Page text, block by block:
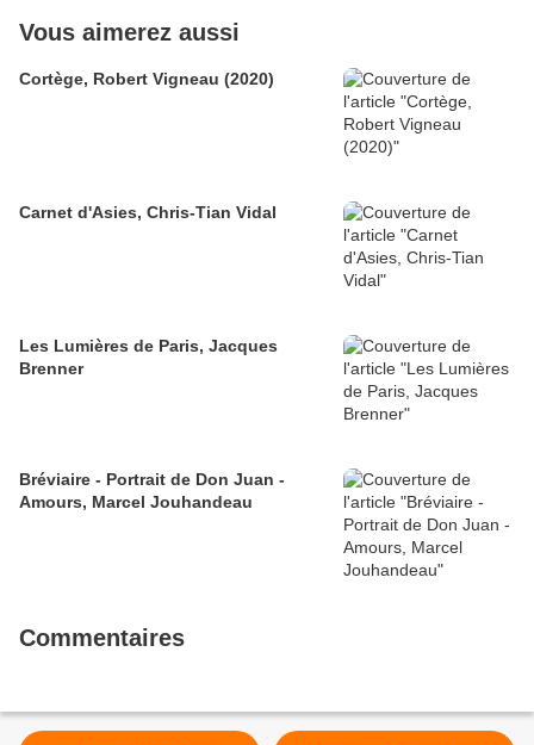
Vous aimerez aussi
Cortège, Robert Vigneau (2020)
Carnet d'Asies, Chris-Tian Vidal
Les Lumières de Paris, Jacques
Brenner
Bréviaire - Portrait de Don Juan -
Amours, Marcel Jouhandeau
Commentaires